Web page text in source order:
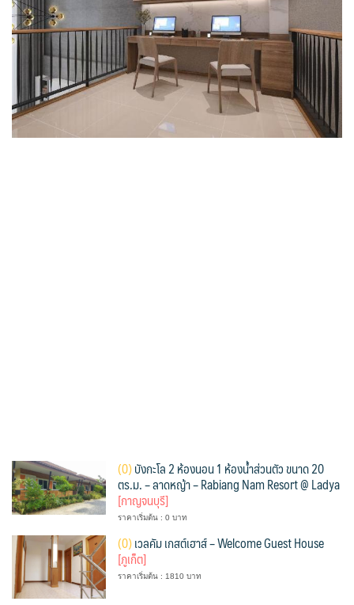
(0)บังกะโล 2 ห้องนอน 1 ห้องน้ำส่วนตัว ขนาด 20
ตร.ม. – ลาดหญ้า – Rabiang Nam Resort @ Ladya
[กาญจนบุรี]
ราคาเริ่มต้น : 0 บาท
(0)เวลคัม เกสต์เฮาส์ – Welcome Guest House
[ภูเก็ต]
ราคาเริ่มต้น : 1810 บาท